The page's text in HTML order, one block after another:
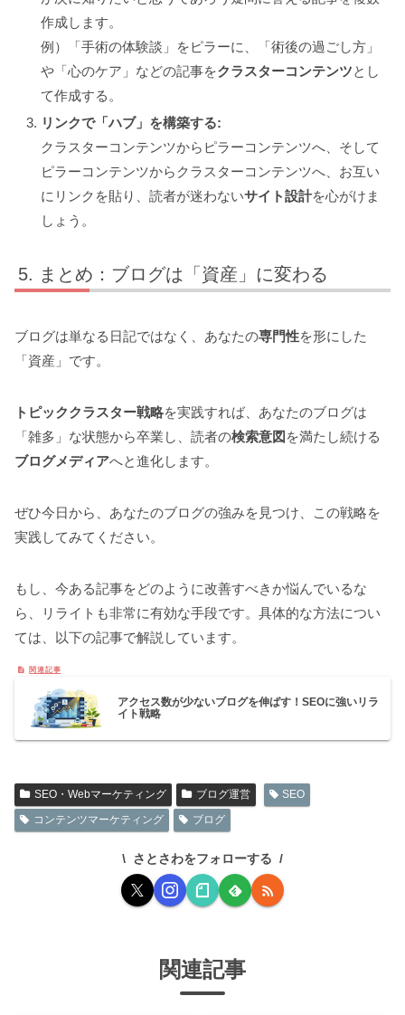
作成します。
例）「手術の体験談」をピラーに、「術後の過ごし方」
や「心のケア」などの記事をクラスターコンテンツとし
て作成する。
リンクで「ハブ」を構築する:
クラスターコンテンツからピラーコンテンツへ、そして
ピラーコンテンツからクラスターコンテンツへ、お互い
にリンクを貼り、読者が迷わないサイト設計を心がけま
しょう。
まとめ：ブログは「資産」に変わる
ブログは単なる日記ではなく、あなたの専門性を形にした
「資産」です。
トピッククラスター戦略を実践すれば、あなたのブログは
「雑多」な状態から卒業し、読者の検索意図 を満たし続ける
ブログメディアへと進化します。
ぜひ今日から、あなたのブログの強みを見つけ、この戦略を
実践してみてください。
もし、今ある記事をどのように改善すべきか悩んでいるな
ら、リライトも非常に有効な手段です。具体的な方法につい
ては、以下の記事で解説しています。
アクセス数が少ないブログを伸ばす！SEOに強いリラ
イト戦略
SEO・Webマーケティング ブログ運営
SEO
コンテンツマーケティング
ブログ
さとさわをフォローする
関連記事